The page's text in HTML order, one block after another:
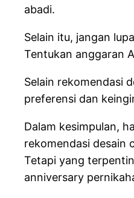
abadi.
Selain itu, jangan
Tentukan anggaran
Selain rekomendasi
preferensi dan
Dalam kesimpulan,
rekomendasi desain
Tetapi yang
anniversary